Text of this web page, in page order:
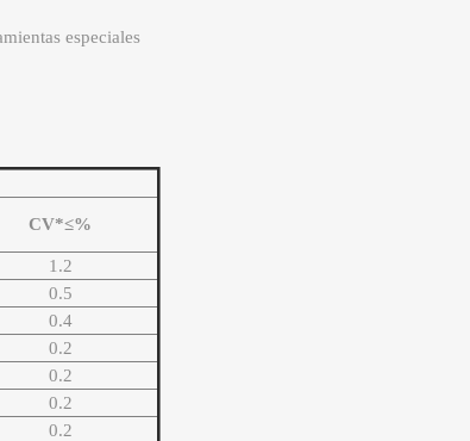
especiales
CV*≤%
1.2
0.5
0.4
0.2
0.2
0.2
0.2